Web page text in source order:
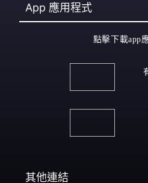
App 應用程式
點擊下載app
其他連結